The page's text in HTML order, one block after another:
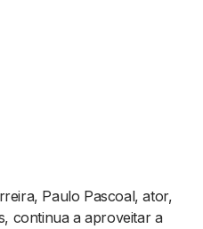
Paulo Pascoal, ator,
continua a aproveitar a